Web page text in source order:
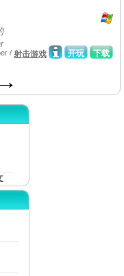
下载
开玩
/ 射击游戏
→